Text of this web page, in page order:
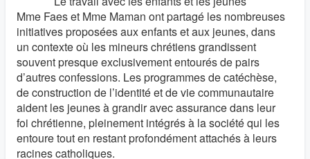
Mme Faes et Mme Maman ont partagé les nombreuses
initiatives proposées aux enfants et aux jeunes, dans
un contexte où les mineurs chrétiens grandissent
souvent presque exclusivement entourés de pairs
d’autres confessions. Les programmes de catéchèse,
de construction de l’identité et de vie communautaire
aident les jeunes à grandir avec assurance dans leur
foi chrétienne, pleinement intégrés à la société qui les
entoure tout en restant profondément attachés à leurs
racines catholiques.